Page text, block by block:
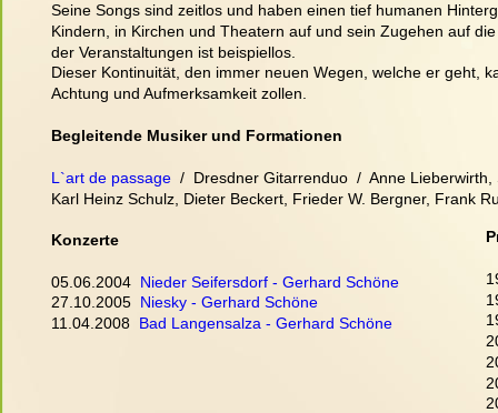
Seine Songs sind zeitlos und haben einen tief humanen
Kindern, in Kirchen und Theatern auf und sein Zugehen auf
der Veranstaltungen ist beispiellos.
Dieser Kontinuität, den immer neuen Wegen, welche er geht,
Achtung und Aufmerksamkeit zollen.
Begleitende Musiker und Formationen
L`art de passage
/  Dresdner Gitarrenduo  /  Anne
Karl Heinz Schulz, Dieter Beckert, Frieder W. Bergner, Frank
Konzerte
05.06.2004 Nieder Seifersdorf - Gerhard Schöne
27.10.2005 Niesky - Gerhard Schöne
11.04.2008 Bad Langensalza - Gerhard Schöne